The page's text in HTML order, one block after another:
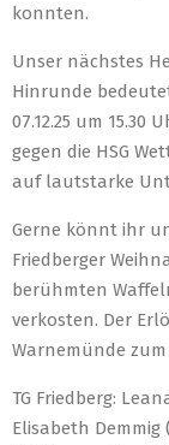
konnten.
Unser nächstes
Hinrunde
07.12.25 um 15.30
gegen die HSG
auf lautstarke
Gerne könnt ihr
Friedberger
berühmten
verkosten. Der
Warnemünde
TG Friedberg:
Elisabeth Demmig